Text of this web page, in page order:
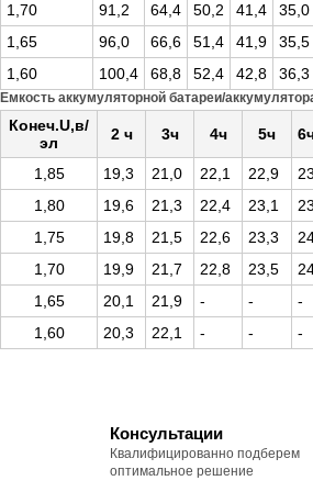
1,70
91,2 64,4 50,2 41,4 35,0
1,65
96,0 66,6 51,4 41,9 35,5
1,60
100,4 68,8 52,4 42,8 36,3
Емкость аккумуляторной батареи/
Конеч.U,в/
эл
2 ч 3ч 4ч 5ч
1,85 19,3 21,0 22,1 22,9
1,80
19,6 21,3 22,4 23,1
1,75
19,8 21,5 22,6 23,3
1,70
19,9 21,7 22,8 23,5
1,65
20,1 21,9 - - -
1,60
20,3 22,1 - - -
Консультации
Квалифицированно подберем
оптимальное решение